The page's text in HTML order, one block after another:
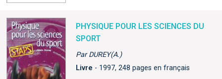
PHYSIQUE POUR LES SCIENCES DU
SPORT
Par DUREY(A.)
Livre - 1997, 248 pages en français